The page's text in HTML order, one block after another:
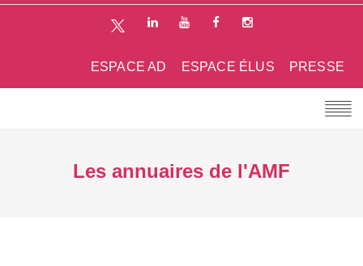
PRESSE
ESPACE ÉLUS
ESPACE AD
Les annuaires de l'AMF